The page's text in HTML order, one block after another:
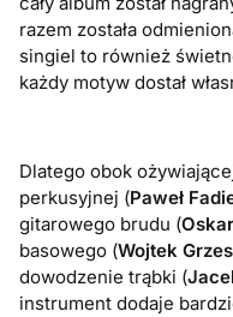
razem została
singiel to również
każdy motyw dostał
Dlatego obok
perkusyjnej (Paweł
gitarowego brudu (
basowego (Wojtek
dowodzenie trąbki (
instrument dodaje